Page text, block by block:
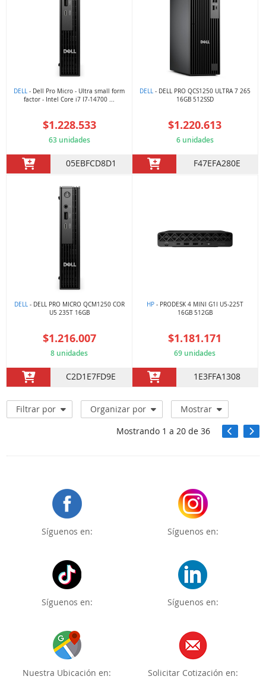
DELL - Dell Pro Micro - Ultra small form
factor - Intel Core i7 I7-14700 ...
$1.228.533
63 unidades
05EBFCD8D1
DELL- DELL PRO QCS1250 ULTRA 7 265
16GB 512SSD
$1.220.613
6 unidades
F47EFA280E
DELL- DELL PRO MICRO QCM1250 COR
U5 235T 16GB
$1.216.007
8 unidades
C2D1E7FD9E
HP- PRODESK 4 MINI G1I U5-225T
16GB 512GB
$1.181.171
69 unidades
1E3FFA1308
Filtrar por Organizar por
Mostrar
Mostrando 1 a 20de 36
Síguenos en: Síguenos en:
Síguenos en: Síguenos en:
Nuestra Ubicación en: Solicitar Cotización en: